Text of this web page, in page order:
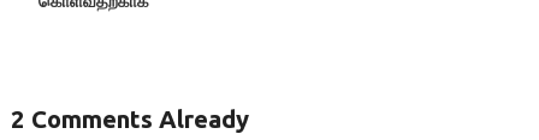
2 Comments Already